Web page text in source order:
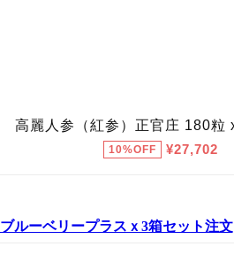
ブルーベリープラスｘ3箱セット注文